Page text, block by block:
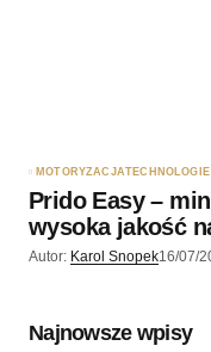
MOTORYZACJATECHNOLOGIE
Prido Easy –
wysoka jakość
Autor: Karol Snopek16/07/
Najnowsze wpisy